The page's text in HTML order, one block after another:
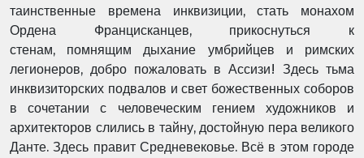
таинственные времена инквизиции, стать монахом
Ордена Францисканцев, прикоснуться к
стенам, помнящим дыхание умбрийцев и римских
легионеров, добро пожаловать в Ассизи! Здесь тьма
инквизиторских подвалов и свет божественных соборов
в сочетании с человеческим гением художников и
архитекторов слились в тайну, достойную пера великого
Данте. Здесь правит Средневековье. Всё в этом городе